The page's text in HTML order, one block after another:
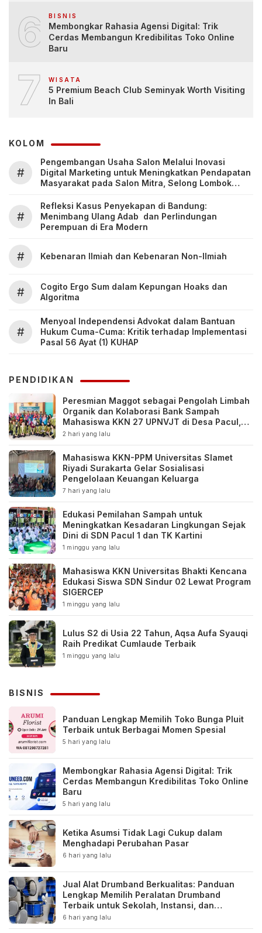
6 BISNIS
Membongkar Rahasia Agensi Digital: Trik
Cerdas Membangun Kredibilitas Toko Online
Baru
7 WISATA
5 Premium Beach Club Seminyak Worth Visiting
In Bali
KOLOM
#
Pengembangan Usaha Salon Melalui Inovasi
Digital Marketing untuk Meningkatkan Pendapatan
Masyarakat pada Salon Mitra, Selong Lombok
#
Refleksi Kasus Penyekapan di Bandung:
Menimbang Ulang Adab dan Perlindungan
Perempuan di Era Modern
# Kebenaran Ilmiah dan Kebenaran Non-Ilmiah
#
Cogito Ergo Sum dalam Kepungan Hoaks dan
Algoritma
#
Menyoal Independensi Advokat dalam Bantuan
Hukum Cuma-Cuma: Kritik terhadap Implementasi
Pasal 56 Ayat (1) KUHAP
PENDIDIKAN
Peresmian Maggot sebagai Pengolah Limbah
Organik dan Kolaborasi Bank Sampah
Mahasiswa KKN 27 UPNVJT di Desa Pacul,
Bojonegoro
2 hari yang lalu
Mahasiswa KKN-PPM Universitas Slamet
Riyadi Surakarta Gelar Sosialisasi
Pengelolaan Keuangan Keluarga
7 hari yang lalu
Edukasi Pemilahan Sampah untuk
Meningkatkan Kesadaran Lingkungan Sejak
Dini di SDN Pacul 1 dan TK Kartini
1 minggu yang lalu
Mahasiswa KKN Universitas Bhakti Kencana
Edukasi Siswa SDN Sindur 02 Lewat Program
SIGERCEP
1 minggu yang lalu
Lulus S2 di Usia 22 Tahun, Aqsa Aufa Syauqi
Raih Predikat Cumlaude Terbaik
1 minggu yang lalu
BISNIS
Panduan Lengkap Memilih Toko Bunga Pluit
Terbaik untuk Berbagai Momen Spesial
5 hari yang lalu
Membongkar Rahasia Agensi Digital: Trik
Cerdas Membangun Kredibilitas Toko Online
Baru
5 hari yang lalu
Ketika Asumsi Tidak Lagi Cukup dalam
Menghadapi Perubahan Pasar
6 hari yang lalu
Jual Alat Drumband Berkualitas: Panduan
Lengkap Memilih Peralatan Drumband
Terbaik untuk Sekolah, Instansi, dan
Komunitas
6 hari yang lalu